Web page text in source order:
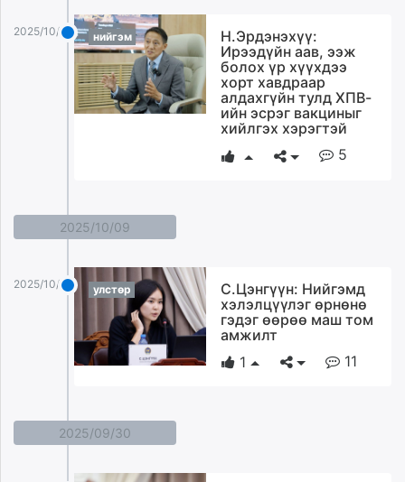
unegui.mn
assa.mn
paparazzi.mn
2025/10/13 нийгэм
Н.Эрдэнэхүү:
Ирээдүйн аав, ээж
болох үр хүүхдээ
хорт хавдраар
алдахгүйн тулд ХПВ-
ийн эсрэг вакциныг
хийлгэх хэрэгтэй
5
2025/10/09
2025/10/09 улстөр
С.Цэнгүүн: Нийгэмд
хэлэлцүүлэг өрнөнө
гэдэг өөрөө маш том
амжилт
1
11
2025/09/30